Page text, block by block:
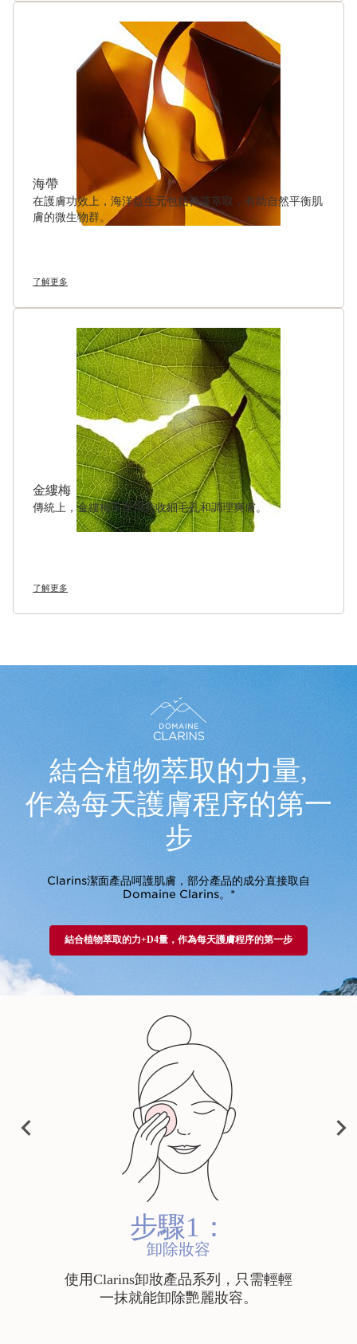
海帶
在護膚功效上，海洋益生元包括褐藻萃取，有助自然平衡肌
膚的微生物群。
了解更多
金縷梅
傳統上，金縷梅萃取用於收細毛孔和調理爽膚。
了解更多
結合植物萃取的力量,
作為每天護膚程序的第一
步
Clarins潔面產品呵護肌膚，部分產品的成分直接取自
Domaine Clarins。*
結合植物萃取的力+D4量，作為每天護膚程序的第一步
PRE
VIO
步驟1：
卸除妝容
使用Clarins卸妝產品系列，只需輕輕
一抹就能卸除艷麗妝容。
NEX
T
HK$280.00
Cleansing Micellar
Water
Shop now
HK$330.00